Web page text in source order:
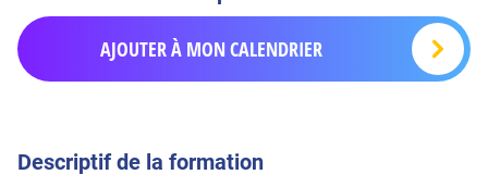
AJOUTER À MON CALENDRIER
Descriptif de la formation